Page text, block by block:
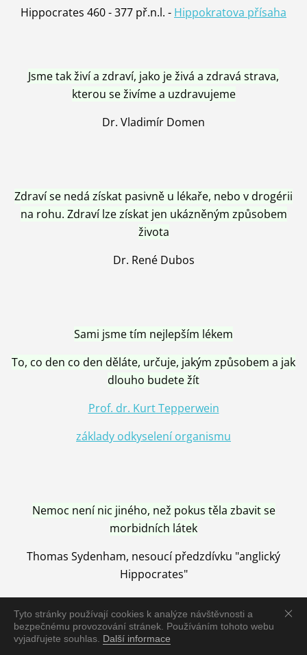
Tyto stránky používají cookies k analýze návštěvnosti a
bezpečnému provozování stránek. Používáním tohoto webu
vyjadřujete souhlas. Další informace
Hippocrates 460 - 377 př.n.l. - Hippokratova přísaha
Jsme tak živí a zdraví, jako je živá a zdravá strava,
kterou se živíme a uzdravujeme
Dr. Vladimír Domen
Zdraví se nedá získat pasivně u lékaře, nebo v drogérii
na rohu. Zdraví lze získat jen ukázněným způsobem
života
Dr. René Dubos
Sami jsme tím nejlepším lékem
To, co den co den děláte, určuje, jakým způsobem a jak
dlouho budete žít
Prof. dr. Kurt Tepperwein
základy odkyselení organismu
Nemoc není nic jiného, než pokus těla zbavit se
morbidních látek
Thomas Sydenham, nesoucí předzdívku "anglický
Hippocrates"
Nemoc je vyléčena jen pomocí Přírody, neutralizací a